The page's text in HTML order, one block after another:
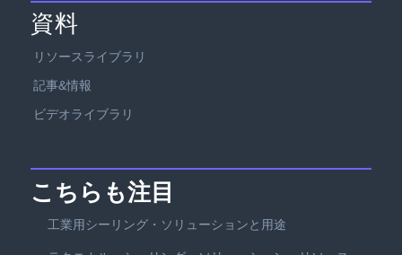
資料
リソースライブラリ
記事&情報
ビデオライブラリ
こちらも注目
工業用シーリング・ソリューションと用途